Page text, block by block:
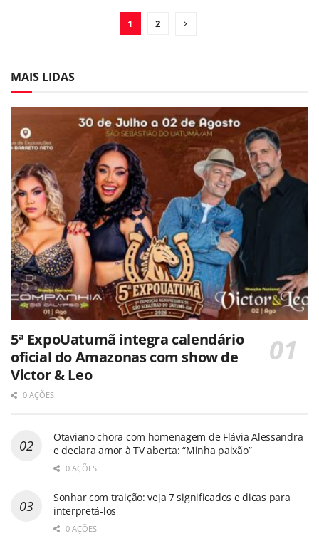
1 2
MAIS LIDAS
5ª ExpoUatumã integra calendário
oficial do Amazonas com show de
Victor & Leo
0 AÇÕES
Otaviano chora com homenagem de Flávia Alessandra
e declara amor à TV aberta: “Minha paixão”
0 AÇÕES
Sonhar com traição: veja 7 significados e dicas para
interpretá-los
0 AÇÕES